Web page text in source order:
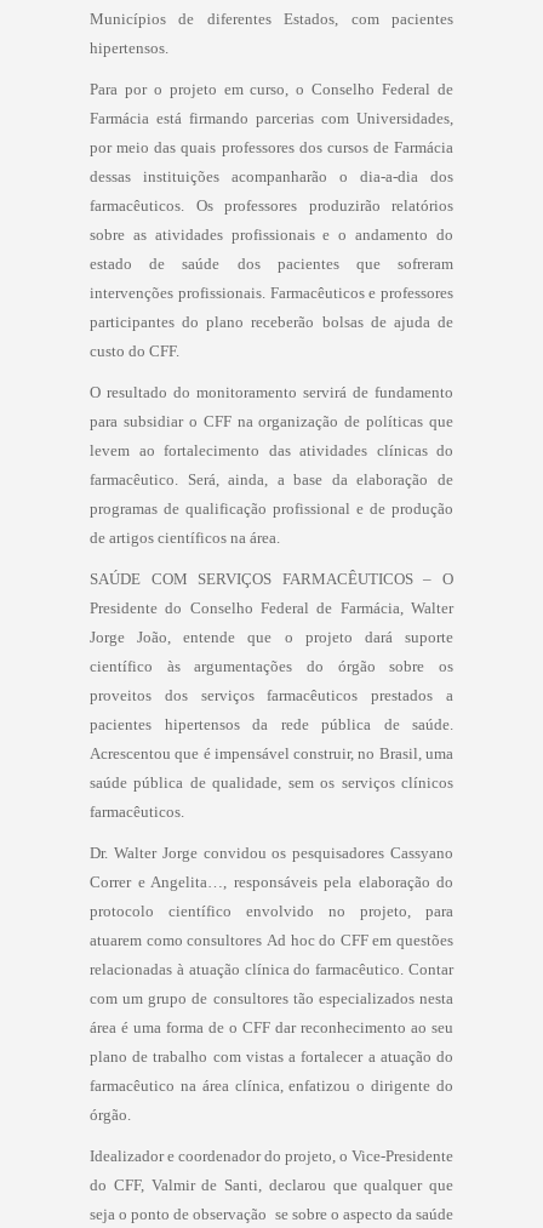
Municípios de diferentes Estados, com pacientes
hipertensos.
Para por o projeto em curso, o Conselho Federal de
Farmácia está firmando parcerias com Universidades,
por meio das quais professores dos cursos de Farmácia
dessas instituições acompanharão o dia-a-dia dos
farmacêuticos. Os professores produzirão relatórios
sobre as atividades profissionais e o andamento do
estado de saúde dos pacientes que sofreram
intervenções profissionais. Farmacêuticos e professores
participantes do plano receberão bolsas de ajuda de
custo do CFF.
O resultado do monitoramento servirá de fundamento
para subsidiar o CFF na organização de políticas que
levem ao fortalecimento das atividades clínicas do
farmacêutico. Será, ainda, a base da elaboração de
programas de qualificação profissional e de produção
de artigos científicos na área.
SAÚDE COM SERVIÇOS FARMACÊUTICOS – O
Presidente do Conselho Federal de Farmácia, Walter
Jorge João, entende que o projeto dará suporte
científico às argumentações do órgão sobre os
proveitos dos serviços farmacêuticos prestados a
pacientes hipertensos da rede pública de saúde.
Acrescentou que é impensável construir, no Brasil, uma
saúde pública de qualidade, sem os serviços clínicos
farmacêuticos.
Dr. Walter Jorge convidou os pesquisadores Cassyano
Correr e Angelita…, responsáveis pela elaboração do
protocolo científico envolvido no projeto, para
atuarem como consultores Ad hoc do CFF em questões
relacionadas à atuação clínica do farmacêutico. Contar
com um grupo de consultores tão especializados nesta
área é uma forma de o CFF dar reconhecimento ao seu
plano de trabalho com vistas a fortalecer a atuação do
farmacêutico na área clínica, enfatizou o dirigente do
órgão.
Idealizador e coordenador do projeto, o Vice-Presidente
do CFF, Valmir de Santi, declarou que qualquer que
seja o ponto de observação  se sobre o aspecto da saúde